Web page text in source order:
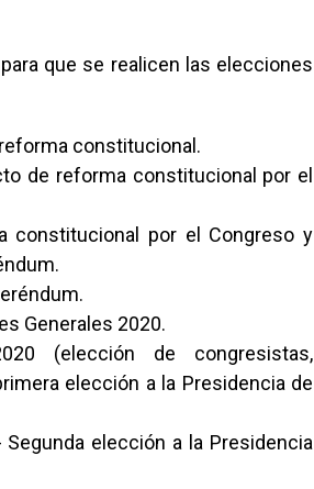
que se realicen las elecciones
constitucional.
de reforma constitucional por el
constitucional por el Congreso y
Generales 2020.
(elección de congresistas,
elección a la Presidencia de
elección a la Presidencia